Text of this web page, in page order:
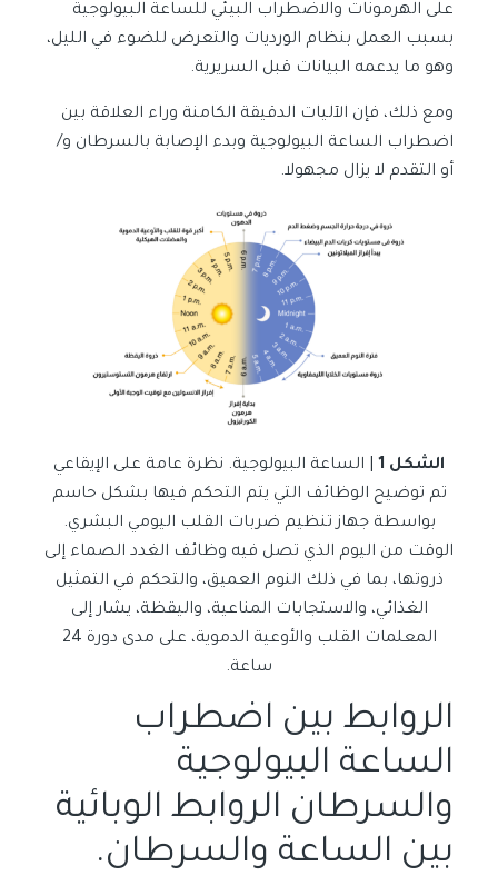
على الهرمونات والاضطراب البيئي للساعة البيولوجية
بسبب العمل بنظام الورديات والتعرض للضوء في الليل،
وهو ما يدعمه البيانات قبل السريرية.
ومع ذلك، فإن الآليات الدقيقة الكامنة وراء العلاقة بين
اضطراب الساعة البيولوجية وبدء الإصابة بالسرطان و/
أو التقدم لا يزال مجهولا.
الشكل 1
| الساعة البيولوجية. نظرة عامة على الإيقاعي
تم توضيح الوظائف التي يتم التحكم فيها بشكل حاسم
بواسطة جهاز تنظيم ضربات القلب اليومي البشري.
الوقت من اليوم الذي تصل فيه وظائف الغدد الصماء إلى
ذروتها، بما في ذلك النوم العميق، والتحكم في التمثيل
الغذائي، والاستجابات المناعية، واليقظة، يشار إلى
المعلمات القلب والأوعية الدموية، على مدى دورة 24
ساعة.
الروابط بين اضطراب
الساعة البيولوجية
والسرطان الروابط الوبائية
بين الساعة والسرطان.